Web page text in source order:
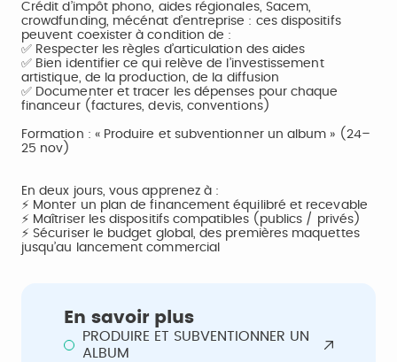
Crédit d’impôt phono, aides régionales, Sacem,
crowdfunding, mécénat d’entreprise : ces dispositifs
peuvent coexister à condition de :
✅ Respecter les règles d’articulation des aides
✅ Bien identifier ce qui relève de l’investissement
artistique, de la production, de la diffusion
✅ Documenter et tracer les dépenses pour chaque
financeur (factures, devis, conventions)
Formation : « Produire et subventionner un album » (24–
25 nov)
En deux jours, vous apprenez à :
⚡ Monter un plan de financement équilibré et recevable
⚡ Maîtriser les dispositifs compatibles (publics / privés)
⚡ Sécuriser le budget global, des premières maquettes
jusqu’au lancement commercial
En savoir plus
PRODUIRE ET SUBVENTIONNER UN
ALBUM